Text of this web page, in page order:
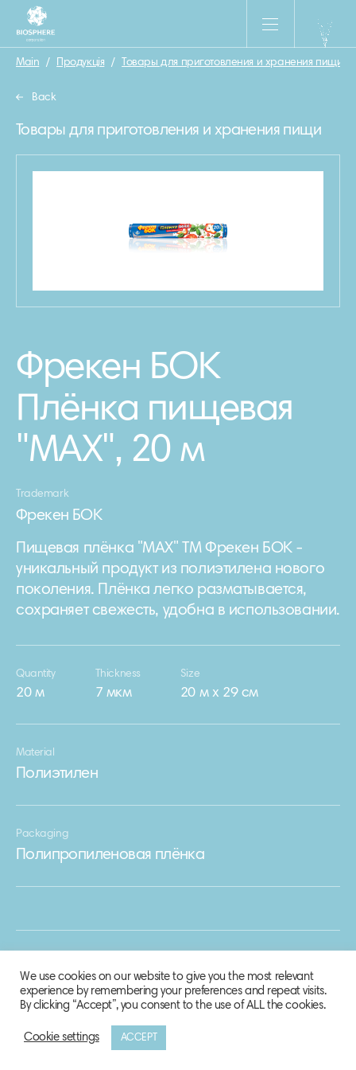
Main / Продукція / Товары для приготовления и хранения пищи
Back
Товары для приготовления и хранения пищи
Фрекен БОК
Плёнка пищевая
"MAX", 20 м
Trademark
Фрекен БОК
Пищевая плёнка "МАХ" ТМ Фрекен БОК -
уникальный продукт из полиэтилена нового
поколения. Плёнка легко разматывается,
сохраняет свежесть, удобна в использовании.
Quantity
20 м
Thickness
7 мкм
Size
20 м х 29 см
Material
Полиэтилен
Packaging
Полипропиленовая плёнка
© 2020 Biosphere Corporation.
We use cookies on our website to give you the most relevant
experience by remembering your preferences and repeat visits.
By clicking “Accept”, you consent to the use of ALL the cookies.
Cookie settings ACCEPT